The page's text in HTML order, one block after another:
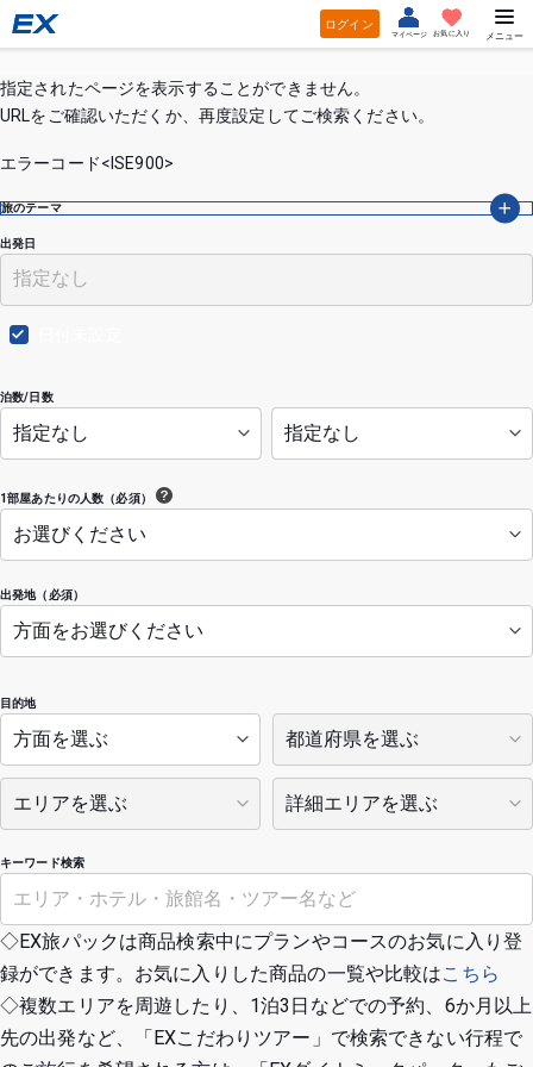
ログイン
マイページ お気に入り メニュー
指定されたページを表示することができません。
URLをご確認いただくか、再度設定してご検索ください。
エラーコード<ISE900>
出発地（必須）
出発日
泊数/日数
1部屋あたりの人数（必須）
目的地
キーワード検索
旅のテーマ
◇EX旅パックは商品検索中にプランやコースのお気に入り登
録ができます。お気に入りした商品の一覧や比較はこちら
◇複数エリアを周遊したり、1泊3日などでの予約、6か月以上
先の出発など、「EXこだわりツアー」で検索できない行程で